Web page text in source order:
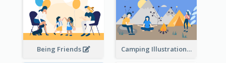
Being Friends Camping Illustration